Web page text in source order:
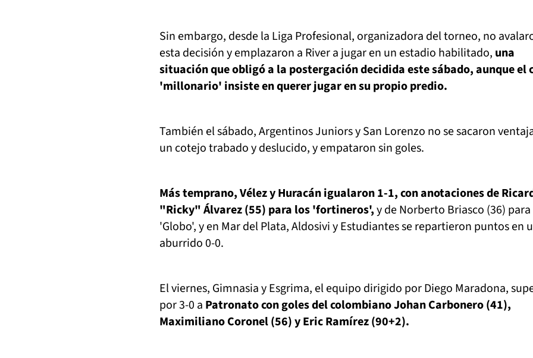
Sin embargo, desde la Liga Profesional, organizadora del torneo, no
esta decisión y emplazaron a River a jugar en un estadio habilitado, una
situación que obligó a la postergación decidida este sábado, aunque el
'millonario' insiste en querer jugar en su propio predio.
También el sábado, Argentinos Juniors y San Lorenzo no se sacaron
un cotejo trabado y deslucido, y empataron sin goles.
Más temprano, Vélez y Huracán igualaron 1-1, con anotaciones de
"Ricky" Álvarez (55) para los 'fortineros',y de Norberto Briasco (36)
'Globo', y en Mar del Plata, Aldosivi y Estudiantes se repartieron puntos en
aburrido 0-0.
El viernes, Gimnasia y Esgrima, el equipo dirigido por Diego Maradona,
por 3-0 a Patronato con goles del colombiano Johan Carbonero (41),
Maximiliano Coronel (56) y Eric Ramírez (90+2).